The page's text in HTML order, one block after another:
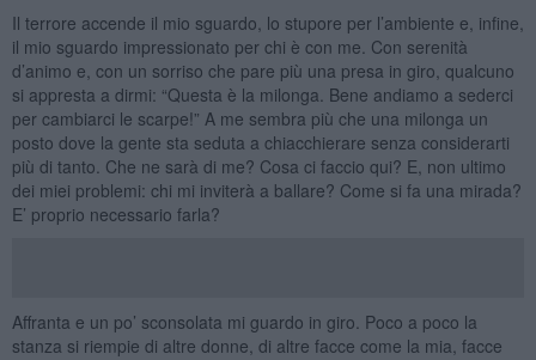
Il terrore accende il mio sguardo, lo stupore per l’ambiente e, infine,
il mio sguardo impressionato per chi è con me. Con serenità
d’animo e, con un sorriso che pare più una presa in giro, qualcuno
si appresta a dirmi: “Questa è la milonga. Bene andiamo a sederci
per cambiarci le scarpe!” A me sembra più che una milonga un
posto dove la gente sta seduta a chiacchierare senza considerarti
più di tanto. Che ne sarà di me? Cosa ci faccio qui? E, non ultimo
dei miei problemi: chi mi inviterà a ballare? Come si fa una mirada?
E’ proprio necessario farla?
Affranta e un po’ sconsolata mi guardo in giro. Poco a poco la
stanza si riempie di altre donne, di altre facce come la mia, facce